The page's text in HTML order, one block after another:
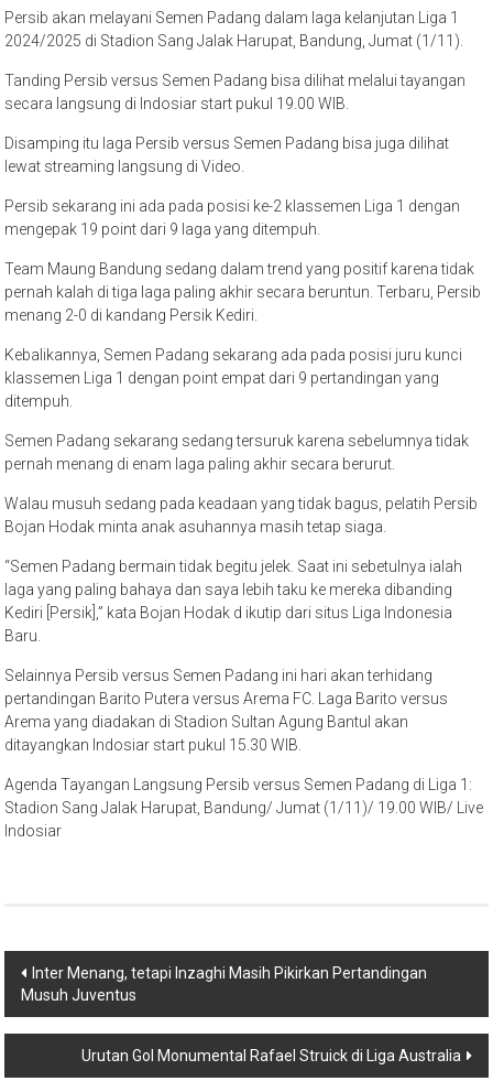
Persib akan melayani Semen Padang dalam laga kelanjutan Liga 1
2024/2025 di Stadion Sang Jalak Harupat, Bandung, Jumat (1/11).
Tanding Persib versus Semen Padang bisa dilihat melalui tayangan
secara langsung di Indosiar start pukul 19.00 WIB.
Disamping itu laga Persib versus Semen Padang bisa juga dilihat
lewat streaming langsung di Video.
Persib sekarang ini ada pada posisi ke-2 klassemen Liga 1 dengan
mengepak 19 point dari 9 laga yang ditempuh.
Team Maung Bandung sedang dalam trend yang positif karena tidak
pernah kalah di tiga laga paling akhir secara beruntun. Terbaru, Persib
menang 2-0 di kandang Persik Kediri.
Kebalikannya, Semen Padang sekarang ada pada posisi juru kunci
klassemen Liga 1 dengan point empat dari 9 pertandingan yang
ditempuh.
Semen Padang sekarang sedang tersuruk karena sebelumnya tidak
pernah menang di enam laga paling akhir secara berurut.
Walau musuh sedang pada keadaan yang tidak bagus, pelatih Persib
Bojan Hodak minta anak asuhannya masih tetap siaga.
“Semen Padang bermain tidak begitu jelek. Saat ini sebetulnya ialah
laga yang paling bahaya dan saya lebih taku ke mereka dibanding
Kediri [Persik],” kata Bojan Hodak d ikutip dari situs Liga Indonesia
Baru.
Selainnya Persib versus Semen Padang ini hari akan terhidang
pertandingan Barito Putera versus Arema FC. Laga Barito versus
Arema yang diadakan di Stadion Sultan Agung Bantul akan
ditayangkan Indosiar start pukul 15.30 WIB.
Agenda Tayangan Langsung Persib versus Semen Padang di Liga 1:
Stadion Sang Jalak Harupat, Bandung/ Jumat (1/11)/ 19.00 WIB/ Live
Indosiar
Post
navigation
Inter Menang, tetapi Inzaghi Masih Pikirkan Pertandingan
Musuh Juventus
Urutan Gol Monumental Rafael Struick di Liga Australia